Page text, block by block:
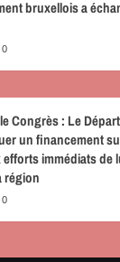
bruxellois a
0
Congrès : Le
un financement
immédiats de
région
0